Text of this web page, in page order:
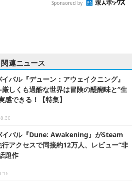
Sponsored by
関連ニュース
バル『デューン：アウェイクニング』
しくも過酷な世界は冒険の醍醐味と“生
感できる！【特集】
イバル『Dune: Awakening』がSteam
アクセスで同接約12万人、レビュー“非
題作